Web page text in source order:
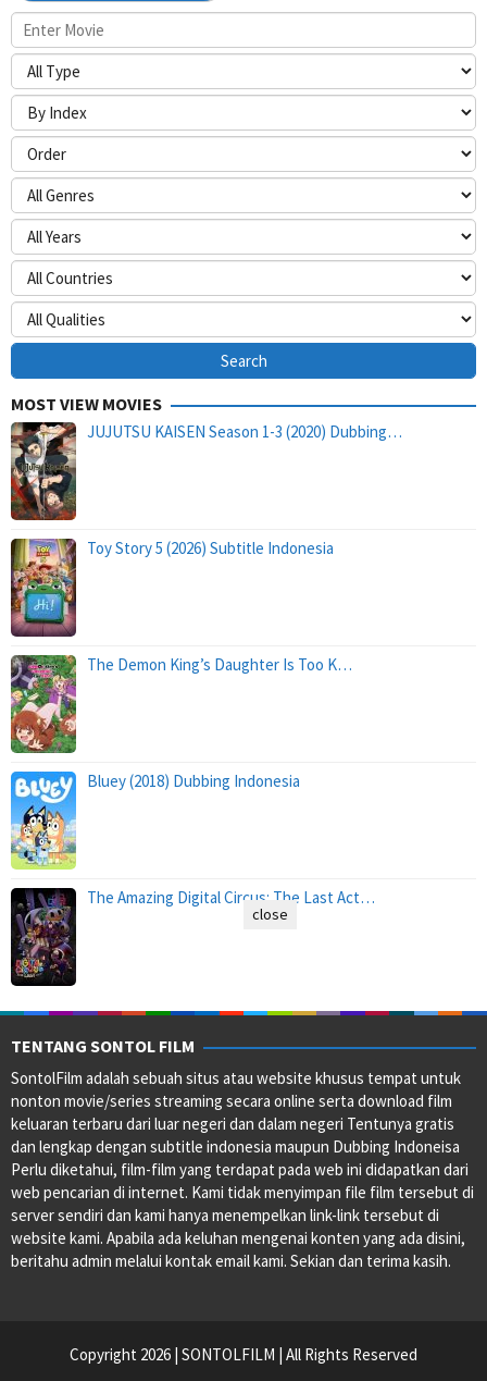
MOST VIEW MOVIES
JUJUTSU KAISEN Season 1-3 (2020) Dubbing…
Toy Story 5 (2026) Subtitle Indonesia
The Demon King’s Daughter Is Too K…
Bluey (2018) Dubbing Indonesia
The Amazing Digital Circus: The Last Act…
TENTANG SONTOL FILM
SontolFilm adalah sebuah situs atau website khusus tempat untuk
nonton movie/series streaming secara online serta download film
keluaran terbaru dari luar negeri dan dalam negeri Tentunya gratis
dan lengkap dengan subtitle indonesia maupun Dubbing Indoneisa
Perlu diketahui, film-film yang terdapat pada web ini didapatkan dari
web pencarian di internet. Kami tidak menyimpan file film tersebut di
server sendiri dan kami hanya menempelkan link-link tersebut di
website kami. Apabila ada keluhan mengenai konten yang ada disini,
beritahu admin melalui kontak email kami. Sekian dan terima kasih.
Copyright 2026 | SONTOLFILM | All Rights Reserved
close